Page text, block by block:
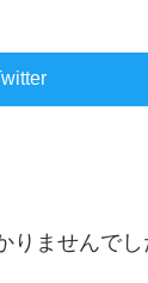
りませんでし